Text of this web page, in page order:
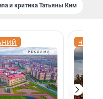
и критика Татьяны Ким